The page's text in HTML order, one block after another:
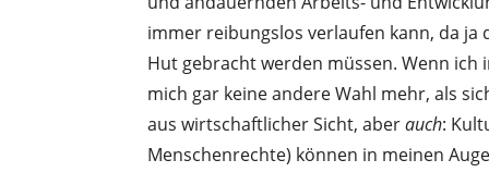
immer reibungslos verlaufen kann, da
Hut gebracht werden müssen. Wenn
mich gar keine andere Wahl mehr, als
aus wirtschaftlicher Sicht, aberauch:
Menschenrechte) können in meinen